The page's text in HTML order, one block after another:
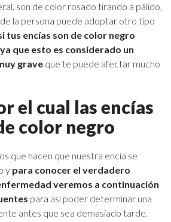
son de color rosado tirando a pálido,
la persona puede adoptar otro tipo
tus encías son de color negro
que esto es considerado un
grave que te puede afectar mucho
el cual las encías
color negro
que hacen que nuestra encía se
y para conocer el verdadero
veremos a continuación
para así poder determinar una
antes que sea demasiado tarde.